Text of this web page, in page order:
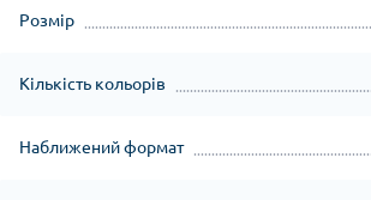
Розмір
Кількість кольорів
Наближений формат